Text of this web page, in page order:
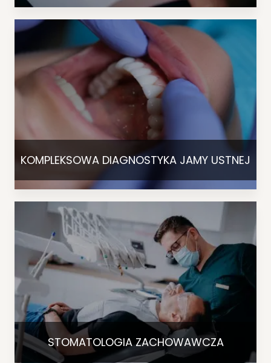
KOMPLEKSOWA DIAGNOSTYKA JAMY USTNEJ
STOMATOLOGIA ZACHOWAWCZA